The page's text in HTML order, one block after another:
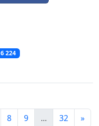
6 224
8 9 ... 32 »